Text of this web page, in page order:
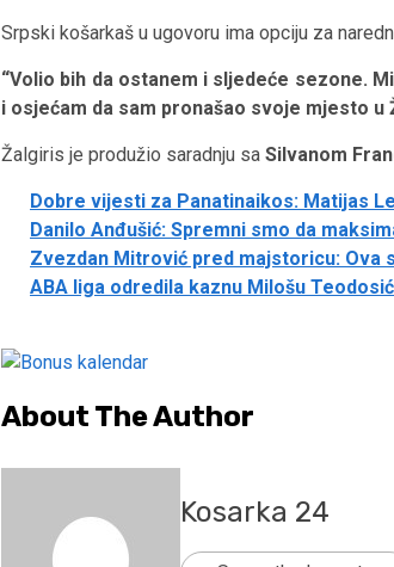
Srpski košarkaš u ugovoru ima opciju za
“Volio bih da ostanem i sljedeće sezone.
i osjećam da sam pronašao svoje mjesto u
Žalgiris je produžio saradnju sa Silvanom
Dobre vijesti za Panatinaikos: Matijas
Danilo Anđušić: Spremni smo da
Zvezdan Mitrović pred majstoricu: Ova
ABA liga odredila kaznu Milošu
About The Author
Kosarka 24